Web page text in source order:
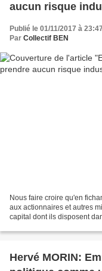
aucun risque
Publié le 01/11/2017 à 23:47
Par Collectif BEN
Nous faire croire qu'en
aux actionnaires et autres
capital dont ils disposent
Hervé MORIN: